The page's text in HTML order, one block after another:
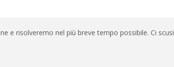
e risolveremo nel più breve tempo possibile. Ci